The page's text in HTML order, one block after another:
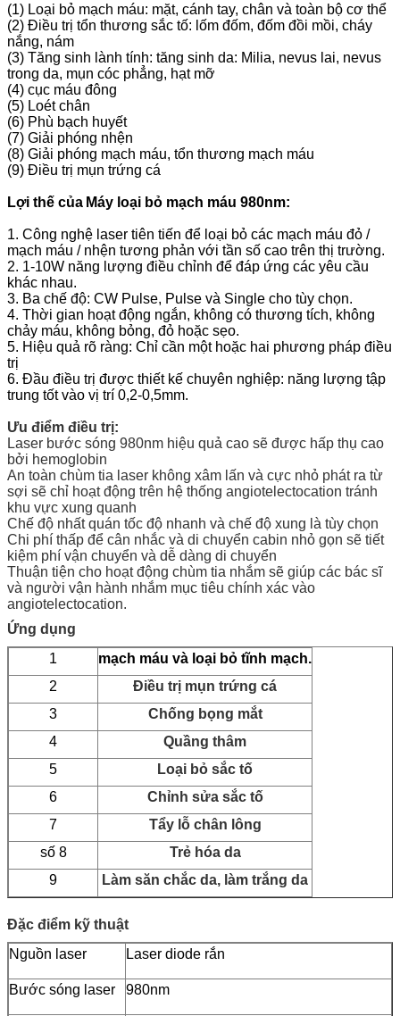
(1) Loại bỏ mạch máu: mặt, cánh tay, chân và toàn bộ cơ thể
(2) Điều trị tổn thương sắc tố: lốm đốm, đốm đồi mồi, cháy
nắng, nám
(3) Tăng sinh lành tính: tăng sinh da: Milia, nevus lai, nevus
trong da, mụn cóc phẳng, hạt mỡ
(4) cục máu đông
(5) Loét chân
(6) Phù bạch huyết
(7) Giải phóng nhện
(8) Giải phóng mạch máu, tổn thương mạch máu
(9) Điều trị mụn trứng cá
Lợi thế của Máy loại bỏ mạch máu 980nm:
1. Công nghệ laser tiên tiến để loại bỏ các mạch máu đỏ /
mạch máu / nhện tương phản với tần số cao trên thị trường.
2. 1-10W năng lượng điều chỉnh để đáp ứng các yêu cầu
khác nhau.
3. Ba chế độ: CW Pulse, Pulse và Single cho tùy chọn.
4. Thời gian hoạt động ngắn, không có thương tích, không
chảy máu, không bỏng, đỏ hoặc sẹo.
5. Hiệu quả rõ ràng: Chỉ cần một hoặc hai phương pháp điều
trị
6. Đầu điều trị được thiết kế chuyên nghiệp: năng lượng tập
trung tốt vào vị trí 0,2-0,5mm.
Ưu điểm điều trị:
Laser bước sóng 980nm hiệu quả cao sẽ được hấp thụ cao
bởi hemoglobin
An toàn chùm tia laser không xâm lấn và cực nhỏ phát ra từ
sợi sẽ chỉ hoạt động trên hệ thống angiotelectocation tránh
khu vực xung quanh
Chế độ nhất quán tốc độ nhanh và chế độ xung là tùy chọn
Chi phí thấp để cân nhắc và di chuyển cabin nhỏ gọn sẽ tiết
kiệm phí vận chuyển và dễ dàng di chuyển
Thuận tiện cho hoạt động chùm tia nhắm sẽ giúp các bác sĩ
và người vận hành nhắm mục tiêu chính xác vào
angiotelectocation.
Ứng dụng
1
mạch máu và loại bỏ tĩnh mạch.
2
Điều trị mụn trứng cá
3
Chống bọng mắt
4
Quầng thâm
5
Loại bỏ sắc tố
6
Chỉnh sửa sắc tố
7
Tẩy lỗ chân lông
số 8
Trẻ hóa da
9
Làm săn chắc da, làm trắng da
Đặc điểm kỹ thuật
Nguồn laser
Laser diode rắn
Bước sóng laser 980nm